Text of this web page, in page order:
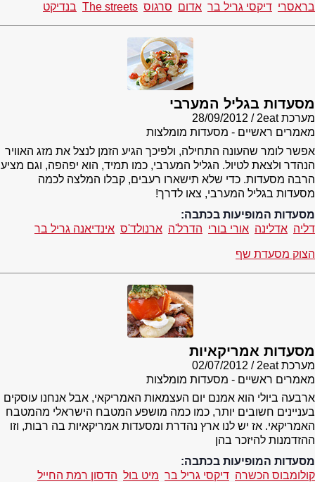
בראסרי דיקסי גריל בר אדום סרגוס The streets בנדיקט
מסעדות בגליל המערבי
מערכת 2eat
28/09/2012
מאמרים ראשיים - מסעדות מומלצות
אפשר לומר שהעונה התחילה, ולפיכך הגיע הזמן לנצל את מזג האוויר
הנהדר ולצאת לטיול. הגליל המערבי, כמו תמיד, הוא יפהפה, וגם מציע
הרבה מסעדות. כדי שלא תישארו רעבים, קבלו המלצה לכמה
מסעדות בגליל המערבי, צאו לדרך!
מסעדות המופיעות בכתבה:
דליה אדלינה אורי בורי הדרל'ה ארנולד'ס אינדיאנה גריל בר
הצוק מסעדת שף
מסעדות אמריקאיות
מערכת 2eat
02/07/2012
מאמרים ראשיים - מסעדות מומלצות
ארבעה ביולי הוא אמנם יום העצמאות האמריקאי, אבל אנחנו עוסקים
בעניינים חשובים יותר, כמו כמה מושפע המטבח הישראלי מהמטבח
האמריקאי. אז יש לנו ארץ נהדרת ומסעדות אמריקאיות בה רבות, וזו
ההזדמנות להיזכר בהן
מסעדות המופיעות בכתבה:
קולומבוס הכשרה דיקסי גריל בר מיט בול הדסון רמת החייל